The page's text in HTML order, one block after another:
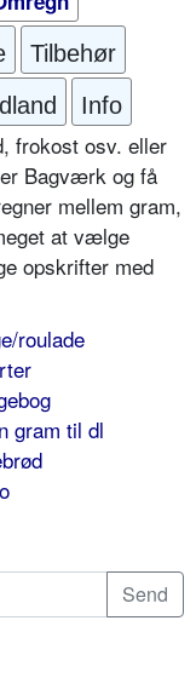
Tilbehør
Info
frokost osv. eller
Bagværk og få
mellem gram,
at vælge
opskrifter med
roulade
gram til dl